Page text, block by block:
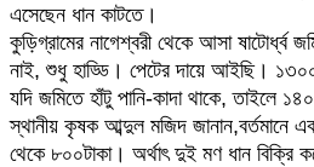
এসেছেন ধান কাটতে।
কুড়িগ্রামের নাগেশ্বরী থেকে আসা ষাটোর্ধ্ব
নাই, শুধু হাড্ডি। পেটের দায়ে আইছি।
যদি জমিতে হাঁটু পানি-কাদা থাকে, তাইলে
স্থানীয় কৃষক আব্দুল মজিদ জানান,বর্তমানে
থেকে ৮০০টাকা। অর্থাৎ দুই মণ ধান বিক্রি